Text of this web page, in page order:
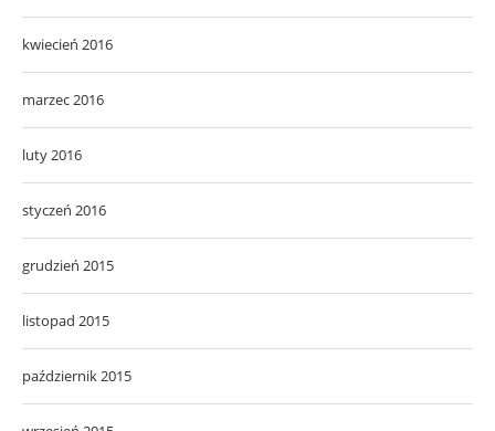
kwiecień 2016
marzec 2016
luty 2016
styczeń 2016
grudzień 2015
listopad 2015
październik 2015